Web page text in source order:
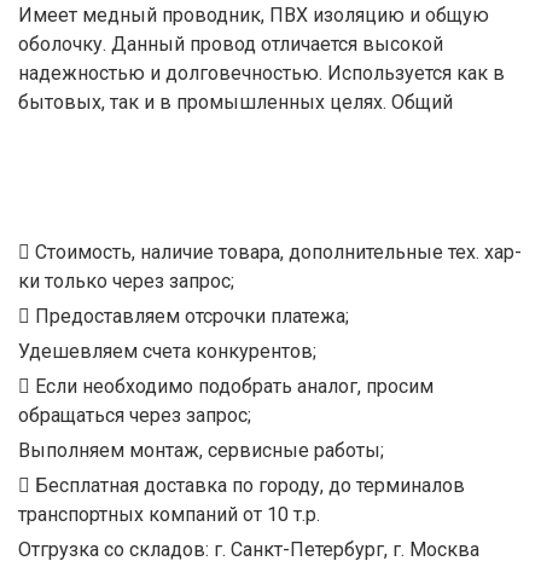
Имеет медный проводник, ПВХ изоляцию и общую
оболочку. Данный провод отличается высокой
надежностью и долговечностью. Используется как в
бытовых, так и в промышленных целях. Общий
Стоимость, наличие товара, дополнительные тех. хар-
ки только через запрос;
Предоставляем отсрочки платежа;
Удешевляем счета конкурентов;
Если необходимо подобрать аналог, просим
обращаться через запрос;
Выполняем монтаж, сервисные работы;
Бесплатная доставка по городу, до терминалов
транспортных компаний от 10 т.р.
Отгрузка со складов: г. Санкт-Петербург, г. Москва